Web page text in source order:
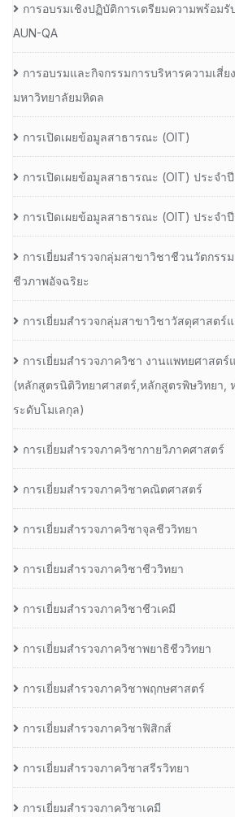
การอบรมเชิงปฏิบัติการเตรียมความพร้อมรั
AUN-QA
การอบรมและกิจกรรมการบริหารความเสี่
มหาวิทยาลัยมหิดล
การเปิดเผยข้อมูลสาธารณะ (OIT)
การเปิดเผยข้อมูลสาธารณะ (OIT) ประจำ
การเปิดเผยข้อมูลสาธารณะ (OIT) ประจำ
การเยี่ยมสำรวจกลุ่มสาขาวิชาชีวนวัตกร
ชีวภาพอัจฉริยะ
การเยี่ยมสำรวจกลุ่มสาขาวิชาวัสดุศาสตร์
การเยี่ยมสำรวจภาควิชา งานแพทยศาสต
(หลักสูตรนิติวิทยาศาสตร์,หลักสูตรพิษวิทยา,
ระดับโมเลกุล)
การเยี่ยมสำรวจภาควิชากายวิภาคศาสตร์
การเยี่ยมสำรวจภาควิชาคณิตศาสตร์
การเยี่ยมสำรวจภาควิชาจุลชีววิทยา
การเยี่ยมสำรวจภาควิชาชีววิทยา
การเยี่ยมสำรวจภาควิชาชีวเคมี
การเยี่ยมสำรวจภาควิชาพยาธิชีววิทยา
การเยี่ยมสำรวจภาควิชาพฤกษศาสตร์
การเยี่ยมสำรวจภาควิชาฟิสิกส์
การเยี่ยมสำรวจภาควิชาสรีรวิทยา
การเยี่ยมสำรวจภาควิชาเคมี